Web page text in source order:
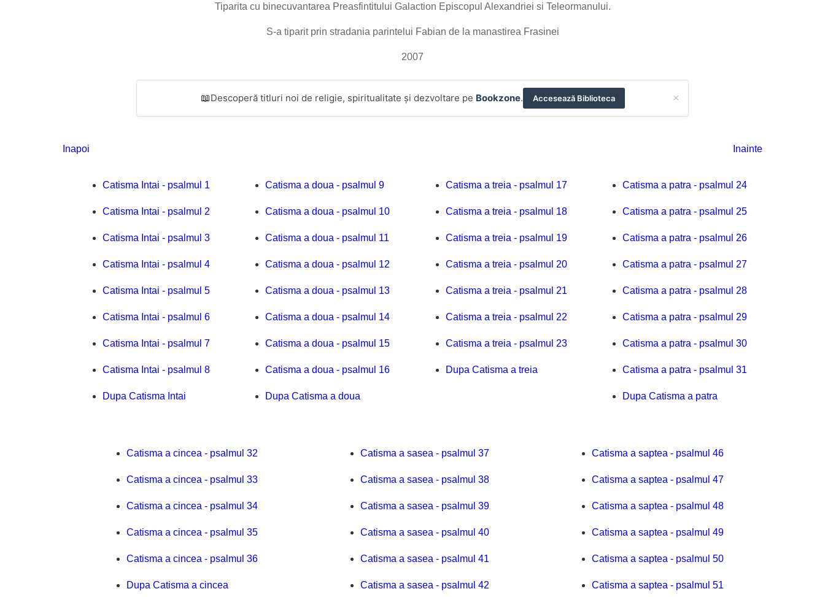
Tiparita cu binecuvantarea Preasfintitului Galaction Episcopul Alexandriei si Teleormanului.
S-a tiparit prin stradania parintelui Fabian de la manastirea Frasinei
2007
📖Descoperă titluri noi de religie, spiritualitate și dezvoltare pe Bookzone. Accesează Biblioteca ×
Inapoi Inainte
Catisma Intai - psalmul 1
Catisma Intai - psalmul 2
Catisma Intai - psalmul 3
Catisma Intai - psalmul 4
Catisma Intai - psalmul 5
Catisma Intai - psalmul 6
Catisma Intai - psalmul 7
Catisma Intai - psalmul 8
Dupa Catisma Intai
Catisma a doua - psalmul 9
Catisma a doua - psalmul 10
Catisma a doua - psalmul 11
Catisma a doua - psalmul 12
Catisma a doua - psalmul 13
Catisma a doua - psalmul 14
Catisma a doua - psalmul 15
Catisma a doua - psalmul 16
Dupa Catisma a doua
Catisma a treia - psalmul 17
Catisma a treia - psalmul 18
Catisma a treia - psalmul 19
Catisma a treia - psalmul 20
Catisma a treia - psalmul 21
Catisma a treia - psalmul 22
Catisma a treia - psalmul 23
Dupa Catisma a treia
Catisma a patra - psalmul 24
Catisma a patra - psalmul 25
Catisma a patra - psalmul 26
Catisma a patra - psalmul 27
Catisma a patra - psalmul 28
Catisma a patra - psalmul 29
Catisma a patra - psalmul 30
Catisma a patra - psalmul 31
Dupa Catisma a patra
Catisma a cincea - psalmul 32
Catisma a cincea - psalmul 33
Catisma a cincea - psalmul 34
Catisma a cincea - psalmul 35
Catisma a cincea - psalmul 36
Dupa Catisma a cincea
Catisma a sasea - psalmul 37
Catisma a sasea - psalmul 38
Catisma a sasea - psalmul 39
Catisma a sasea - psalmul 40
Catisma a sasea - psalmul 41
Catisma a sasea - psalmul 42
Catisma a saptea - psalmul 46
Catisma a saptea - psalmul 47
Catisma a saptea - psalmul 48
Catisma a saptea - psalmul 49
Catisma a saptea - psalmul 50
Catisma a saptea - psalmul 51